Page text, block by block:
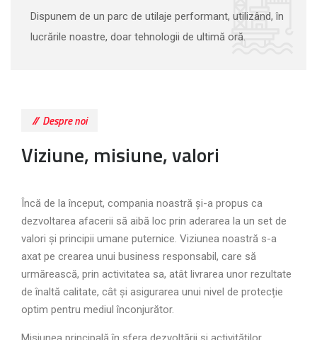
Dispunem de un parc de utilaje performant, utilizând, în
lucrările noastre, doar tehnologii de ultimă oră.
Despre noi
Viziune, misiune, valori
Încă de la început, compania noastră și-a propus ca
dezvoltarea afacerii să aibă loc prin aderarea la un set de
valori și principii umane puternice. Viziunea noastră s-a
axat pe crearea unui business responsabil, care să
urmărească, prin activitatea sa, atât livrarea unor rezultate
de înaltă calitate, cât și asigurarea unui nivel de protecție
optim pentru mediul înconjurător.